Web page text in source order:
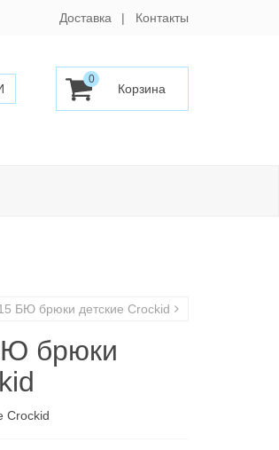
Доставка Контакты
0
БЮ брюки детские Сrockid
брюки
Сrockid